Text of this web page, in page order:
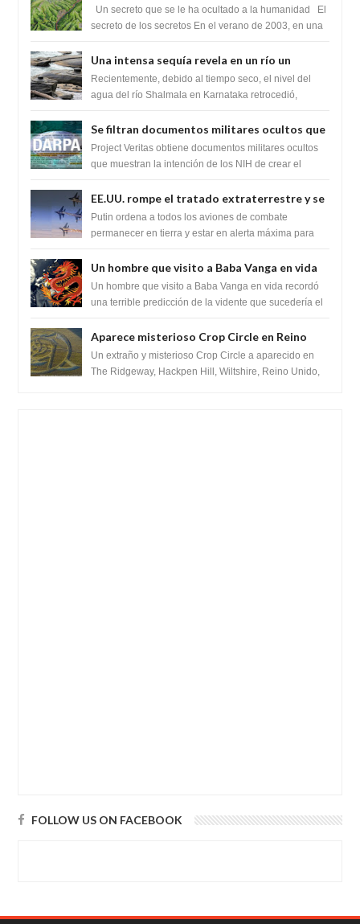
cambiaría por completo el destino de la
humanidad
Un secreto que se le ha ocultado a la humanidad El
secreto de los secretos En el verano de 2003, en una
Una intensa sequía revela en un río un
impresionante hallazgo de miles de Shiva
Lingas
Recientemente, debido al tiempo seco, el nivel del
agua del río Shalmala en Karnataka retrocedió,
Se filtran documentos militares ocultos que
muestran la intención de los NIH de crear el
SARS-CoV-2, utilizando la investigación de
Project Veritas obtiene documentos militares ocultos
que muestran la intención de los NIH de crear el
EE.UU. rompe el tratado extraterrestre y se
prepara para destruir el misterioso satélite
"Caballero Negro"
Putin ordena a todos los aviones de combate
permanecer en tierra y estar en alerta máxima para
Un hombre que visito a Baba Vanga en vida
recordó la terrible predicción de la vidente
para febrero de 2022.
Un hombre que visito a Baba Vanga en vida recordó
una terrible predicción de la vidente que sucedería el
Aparece misterioso Crop Circle en Reino
Unido 23 de junio 2016
Un extraño y misterioso Crop Circle a aparecido en
The Ridgeway, Hackpen Hill, Wiltshire, Reino Unido,
FOLLOW US ON FACEBOOK